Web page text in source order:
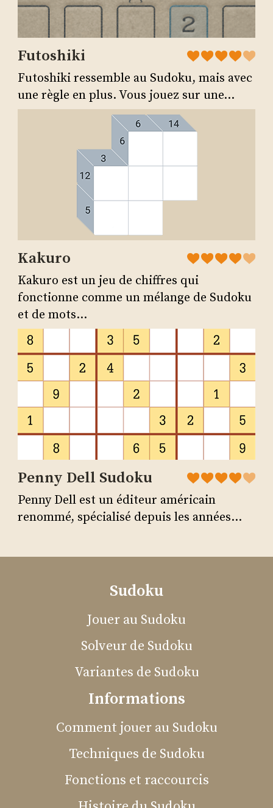
Futoshiki
Futoshiki ressemble au Sudoku, mais avec
une règle en plus. Vous jouez sur une...
Kakuro
Kakuro est un jeu de chiffres qui
fonctionne comme un mélange de Sudoku
et de mots...
Penny Dell Sudoku
Penny Dell est un éditeur américain
renommé, spécialisé depuis les années...
Sudoku
Jouer au Sudoku
Solveur de Sudoku
Variantes de Sudoku
Informations
Comment jouer au Sudoku
Techniques de Sudoku
Fonctions et raccourcis